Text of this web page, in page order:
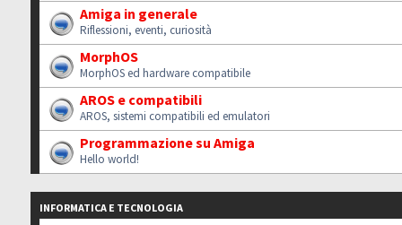
Amiga in generale
Riflessioni, eventi, curiosità
MorphOS
MorphOS ed hardware compatibile
AROS e compatibili
AROS, sistemi compatibili ed emulatori
Programmazione su Amiga
Hello world!
INFORMATICA E TECNOLOGIA